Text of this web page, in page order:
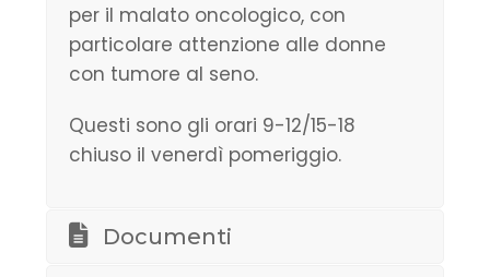
per il malato oncologico, con
particolare attenzione alle donne
con tumore al seno.
Questi sono gli orari 9-12/15-18
chiuso il venerdì pomeriggio.
Documenti